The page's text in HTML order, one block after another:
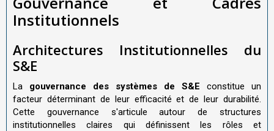
Institutionnels
Architectures Institutionnelles du
S&E
La gouvernance des systèmes de S&E constitue un
facteur déterminant de leur efficacité et de leur durabilité.
Cette gouvernance s'articule autour de structures
institutionnelles claires qui définissent les rôles et